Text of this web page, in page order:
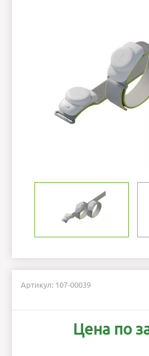
Артикул: 107-00039
Цена по